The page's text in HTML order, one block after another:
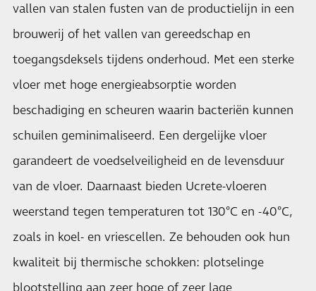
vallen van stalen fusten van de productielijn in een
brouwerij of het vallen van gereedschap en
toegangsdeksels tijdens onderhoud. Met een sterke
vloer met hoge energieabsorptie worden
beschadiging en scheuren waarin bacteriën kunnen
schuilen geminimaliseerd. Een dergelijke vloer
garandeert de voedselveiligheid en de levensduur
van de vloer. Daarnaast bieden Ucrete-vloeren
weerstand tegen temperaturen tot 130°C en -40°C,
zoals in koel- en vriescellen. Ze behouden ook hun
kwaliteit bij thermische schokken: plotselinge